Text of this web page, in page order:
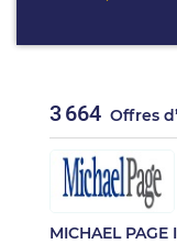
3 664 Offres
MICHAEL PAGE